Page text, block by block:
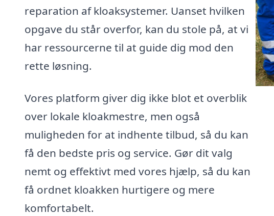
reparation af kloaksystemer. Uanset hvilken
opgave du står overfor, kan du stole på, at vi
har ressourcerne til at guide dig mod den
rette løsning.
Vores platform giver dig ikke blot et overblik
over lokale kloakmestre, men også
muligheden for at indhente tilbud, så du kan
få den bedste pris og service. Gør dit valg
nemt og effektivt med vores hjælp, så du kan
få ordnet kloakken hurtigere og mere
komfortabelt.